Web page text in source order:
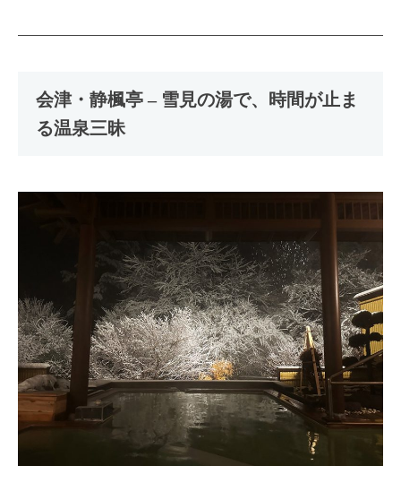
会津・静楓亭 – 雪見の湯で、時間が止ま
る温泉三昧